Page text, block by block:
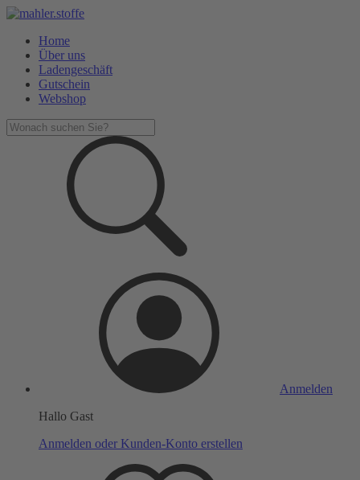
Home
Über uns
Ladengeschäft
Gutschein
Webshop
Anmelden
Hallo Gast
Anmelden oder Kunden-Konto erstellen